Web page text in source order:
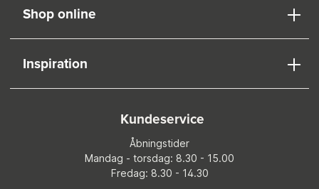
Shop online
Inspiration
Kundeservice
Åbningstider
Mandag - torsdag: 8.30 - 15.00
Fredag: 8.30 - 14.30